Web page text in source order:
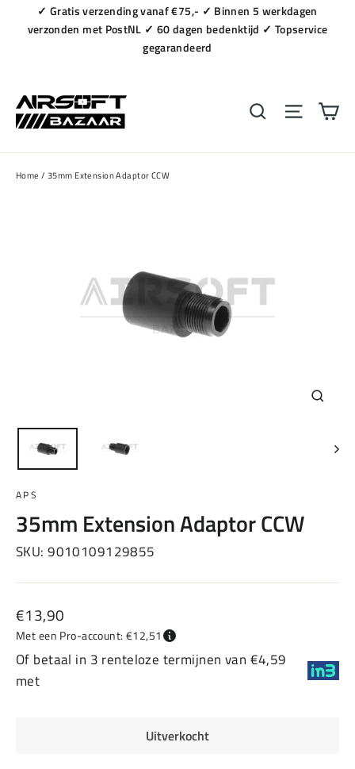
content
✓ Gratis verzending vanaf €75,- ✓ Binnen 5 werkdagen
verzonden met PostNL ✓ 60 dagen bedenktijd ✓ Topservice
gegarandeerd
Zoeken
Home / 35mm Extension Adaptor CCW
Sluiten
APS
35mm Extension Adaptor CCW
SKU:9010109129855
€13,90
prijs
Met een Pro-account: €12,51
Of betaal in 3 renteloze termijnen van €4,59
met
Uitverkocht